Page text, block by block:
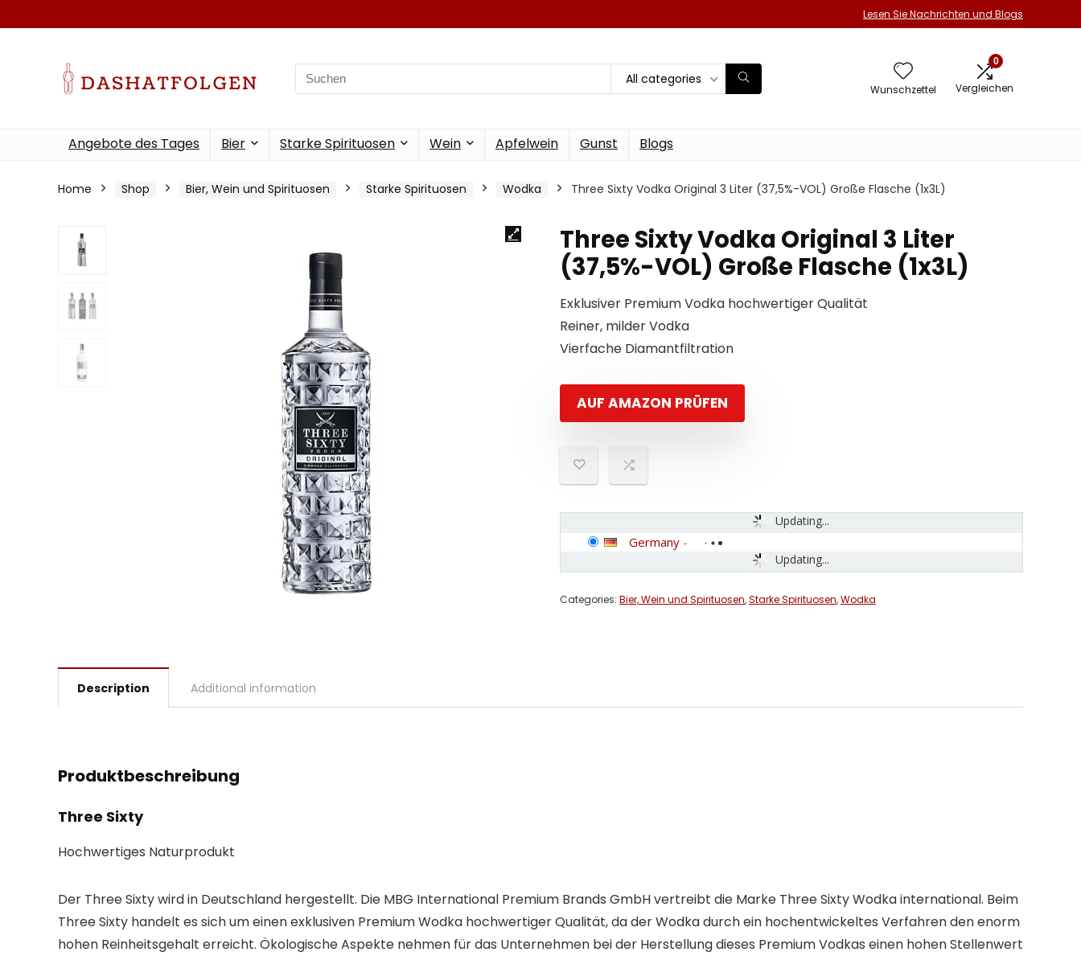
Lesen Sie Nachrichten und Blogs
Search
for:
All categories
Wunschzettel
0
Vergleichen
Angebote des Tages Bier Starke Spirituosen Wein Apfelwein Gunst Blogs
Home Shop Bier, Wein und Spirituosen Starke Spirituosen Wodka Three Sixty Vodka Original 3 Liter (37,5%-VOL) Große Flasche (1x3L)
Three Sixty Vodka Original 3 Liter
(37,5%-VOL) Große Flasche (1x3L)
Exklusiver Premium Vodka hochwertiger Qualität
Reiner, milder Vodka
Vierfache Diamantfiltration
AUF AMAZON PRÜFEN
Updating...
Updating...
Germany -
Categories: Bier, Wein und Spirituosen,Starke Spirituosen,Wodka
Description Additional information
Produktbeschreibung
Three Sixty
Hochwertiges Naturprodukt
Der Three Sixty wird in Deutschland hergestellt. Die MBG International Premium Brands GmbH vertreibt die Marke Three Sixty Wodka international. Beim
Three Sixty handelt es sich um einen exklusiven Premium Wodka hochwertiger Qualität, da der Wodka durch ein hochentwickeltes Verfahren den enorm
hohen Reinheitsgehalt erreicht. Ökologische Aspekte nehmen für das Unternehmen bei der Herstellung dieses Premium Vodkas einen hohen Stellenwert